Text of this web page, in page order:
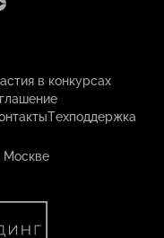
в конкурсах
Техподдержка
Москве